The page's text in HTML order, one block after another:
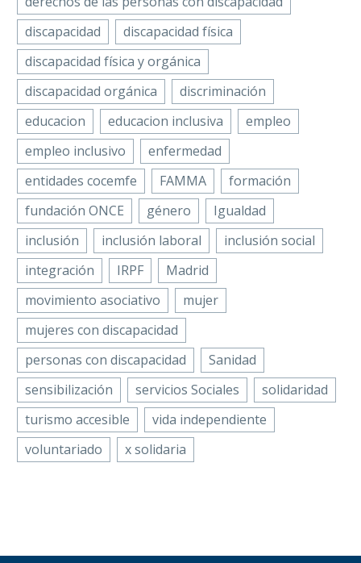
WhatsApp
Email
José Alberto
Álvarez García ha
sido reelegido
como presidente de
la Federación
Española de
Deportes de
Personas con
Discapacidad
Física…
ALDE celebra la XXVI
Jornada sobre distonía
muscular
Facebook
Twitter
LinkedIn
WhatsApp
Email
La Asociación de Lucha
contra la Distonía en
España (ALDE), entidad
perteneciente a
COCEMFE, ha
organizado el pasado
26 de noviembre, en el
marco…
02 Dic 2022
discapacidad
discapacidad física
discapacidad física y orgánica
discapacidad orgánica
discriminación
educacion
educacion inclusiva
empleo
empleo inclusivo
enfermedad
entidades cocemfe
FAMMA
formación
fundación ONCE
género
Igualdad
inclusión
inclusión laboral
inclusión social
integración
IRPF
Madrid
movimiento asociativo
mujer
mujeres con discapacidad
personas con discapacidad
Sanidad
sensibilización
servicios Sociales
solidaridad
turismo accesible
vida independiente
voluntariado
x solidaria